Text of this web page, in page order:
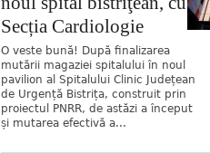
Secția Cardiologie
O veste bună! După finalizarea
mutării magaziei spitalului în noul
pavilion al Spitalului Clinic Județean
de Urgență Bistrița, construit prin
proiectul PNRR, de astăzi a început
și mutarea efectivă a...